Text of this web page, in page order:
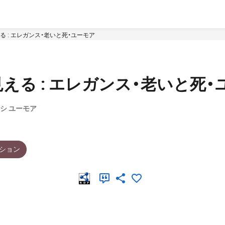
: エレガンス・老いと死・ユーモア
る : エレガンス・老いと死・
ユーモア
ョン